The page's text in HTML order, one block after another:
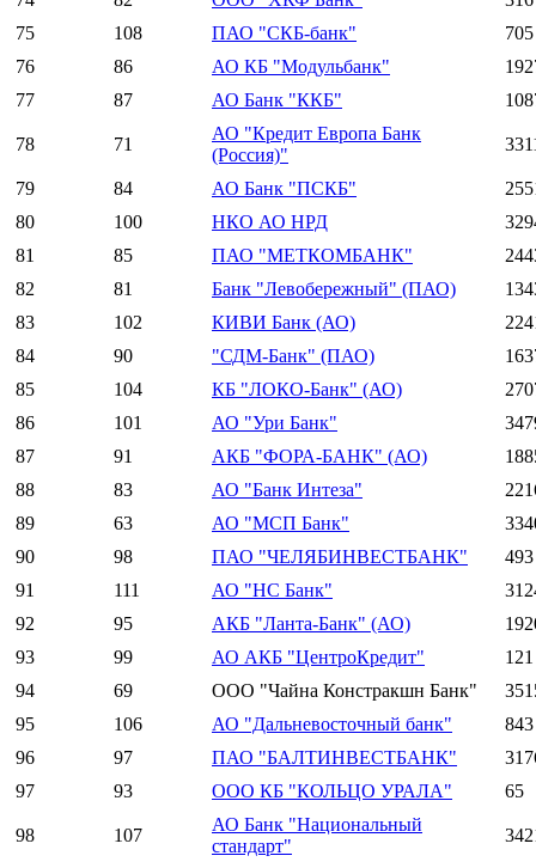
75
108 ПАО "СКБ-банк"
705
76
86 АО КБ "Модульбанк"
77
87 АО Банк "ККБ"
78 71
АО "Кредит Европа Банк
(Россия)"
79 84 АО Банк "ПСКБ"
80
100 НКО АО НРД
81
85 ПАО "МЕТКОМБАНК"
82
81 Банк "Левобережный" (ПАО)
83
102 КИВИ Банк (АО)
84
90 "СДМ-Банк" (ПАО)
85
104 КБ "ЛОКО-Банк" (АО)
86
101 АО "Ури Банк"
87
91 АКБ "ФОРА-БАНК" (АО)
88
83 АО "Банк Интеза"
89
63 АО "МСП Банк"
90
98 ПАО "ЧЕЛЯБИНВЕСТБАНК"
493
91
111 АО "НС Банк"
92
95 АКБ "Ланта-Банк" (АО)
93
99 АО АКБ "ЦентроКредит"
121
94
69 ООО "Чайна Констракшн Банк"
95
106 АО "Дальневосточный банк"
843
96
97 ПАО "БАЛТИНВЕСТБАНК"
97
93 ООО КБ "КОЛЬЦО УРАЛА" 65
98 107
АО Банк "Национальный
стандарт"